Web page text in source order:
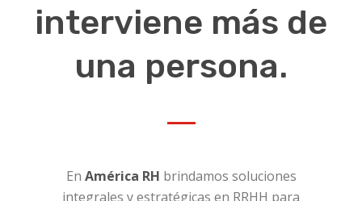
interviene más de
una persona.
En América RH brindamos soluciones
integrales y estratégicas en RRHH para